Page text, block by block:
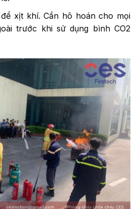
xịt khí. Cần hô hoán cho mọi
trước khi sử dụng bình CO2